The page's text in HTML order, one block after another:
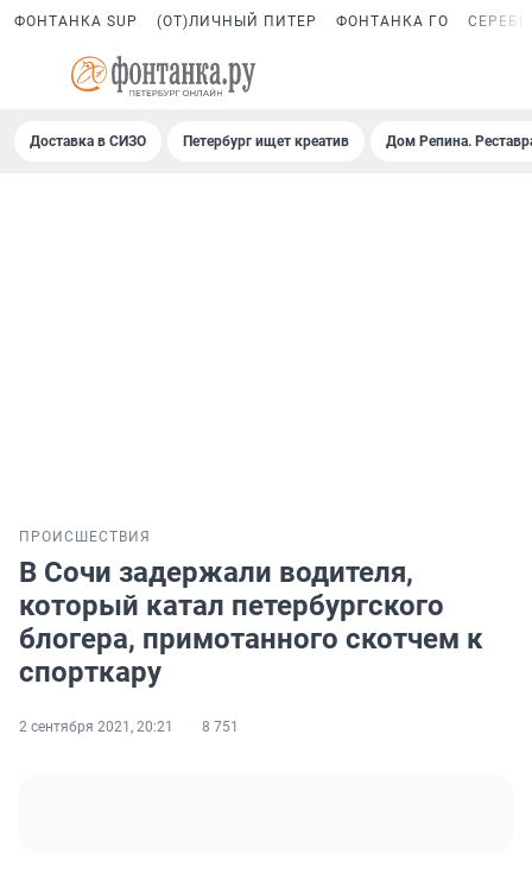
ФОНТАНКА SUP (ОТ)ЛИЧНЫЙ ПИТЕР ФОНТАНКА ГО
Доставка в СИЗО Петербург ищет креатив Дом Репина.
ПРОИСШЕСТВИЯ
В Сочи задержали водителя,
который катал петербургского
блогера, примотанного скотчем к
спорткару
2 сентября 2021, 20:21 8 751